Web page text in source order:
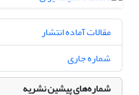
مقالات آماده انتشار
شماره جاری
شماره‌های پیشین نشریه